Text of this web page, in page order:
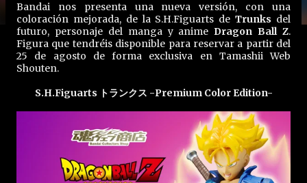
Bandai nos presenta una nueva versión, con una
coloración mejorada, de la S.H.Figuarts deTrunks del
futuro, personaje del manga y animeDragon Ball Z.
Figura que tendréis disponible para reservar a partir del
25 de agosto de forma exclusiva en Tamashii Web
Shouten.
S.H.Figuarts トランクス -Premium Color Edition-